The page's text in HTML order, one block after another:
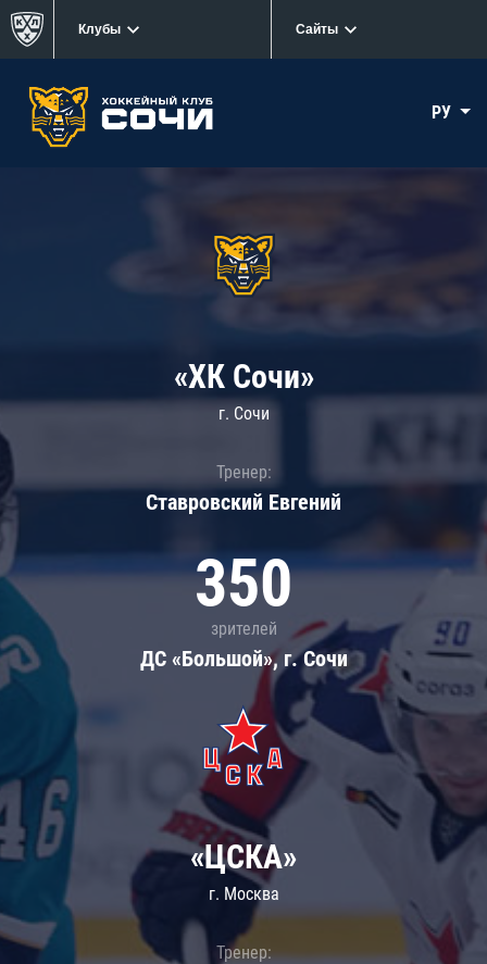
Клубы Сайты
РУ
«ХК Сочи»
г. Сочи
Тренер:
Ставровский Евгений
350
зрителей
ДС «Большой», г. Сочи
«ЦСКА»
г. Москва
Тренер: